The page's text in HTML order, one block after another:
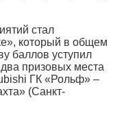
стал
который в общем
баллов уступил
призовых места
ГК «Рольф» –
(Санкт-